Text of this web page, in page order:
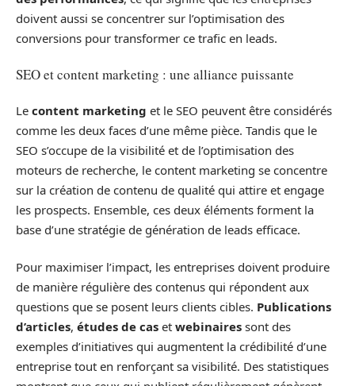
doivent aussi se concentrer sur l’optimisation des
conversions pour transformer ce trafic en leads.
SEO et content marketing : une alliance puissante
Le content marketing et le SEO peuvent être considérés
comme les deux faces d’une même pièce. Tandis que le
SEO s’occupe de la visibilité et de l’optimisation des
moteurs de recherche, le content marketing se concentre
sur la création de contenu de qualité qui attire et engage
les prospects. Ensemble, ces deux éléments forment la
base d’une stratégie de génération de leads efficace.
Pour maximiser l’impact, les entreprises doivent produire
de manière régulière des contenus qui répondent aux
questions que se posent leurs clients cibles. Publications
d’articles, études de cas et webinaires sont des
exemples d’initiatives qui augmentent la crédibilité d’une
entreprise tout en renforçant sa visibilité. Des statistiques